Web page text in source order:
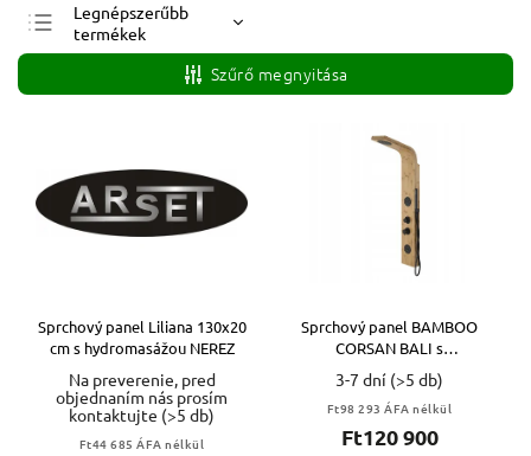
Legnépszerűbb
termékek
Legolcsóbb elöl
Legdrágább
Szűrő megnyitása
Sprchový panel Liliana 130x20
cm s hydromasážou NEREZ
Na preverenie, pred
objednaním nás prosím
kontaktujte (>5 db)
Ft44 685 ÁFA nélkül
Sprchový panel BAMBOO
CORSAN BALI s
hydromasážou DREVENÝ
3-7 dní (>5 db)
Ft98 293 ÁFA nélkül
Ft120 900